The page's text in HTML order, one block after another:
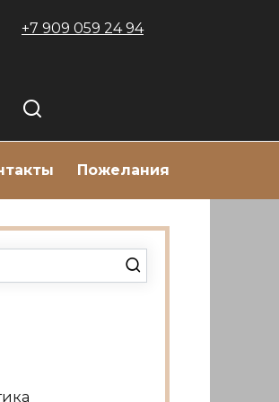
+7 909 059 24 94
Пожелания